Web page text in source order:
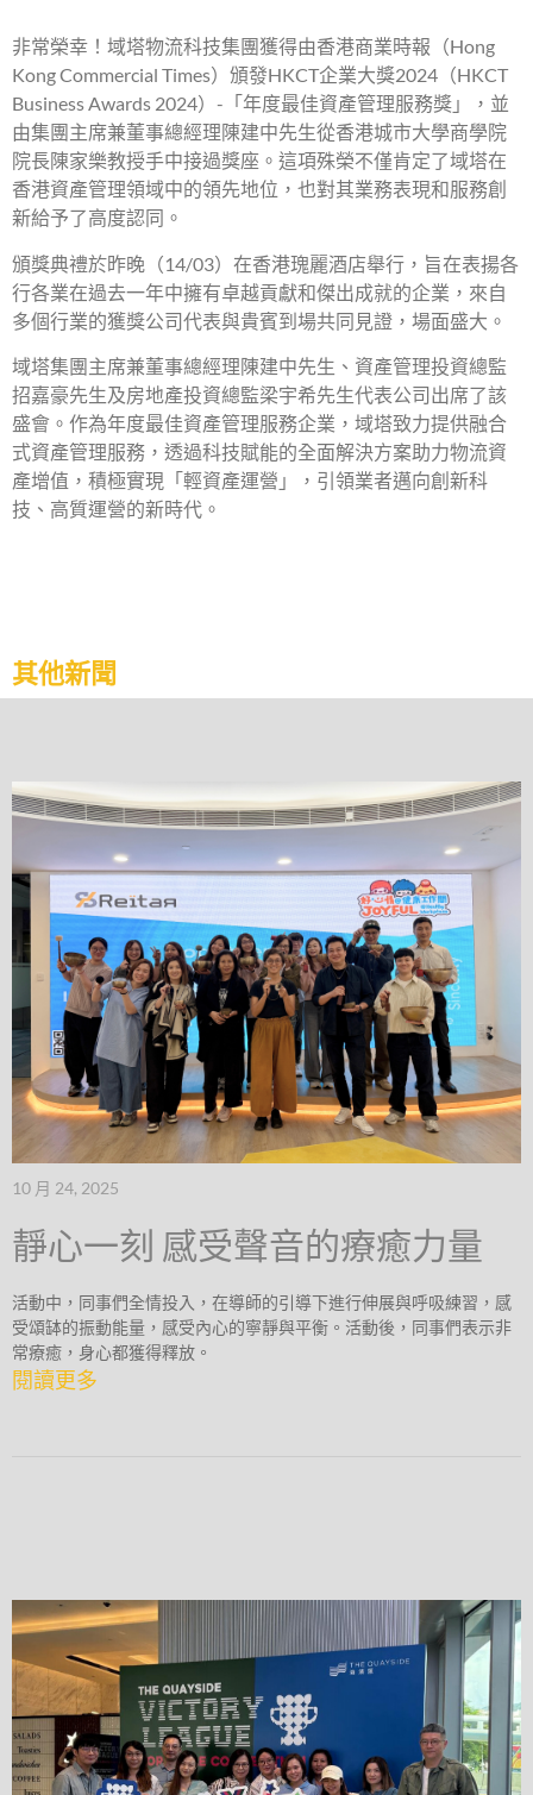
非常榮幸！域塔物流科技集團獲得由香港商業時報（Hong
Kong Commercial Times）頒發HKCT企業大獎2024（HKCT
Business Awards 2024）-「年度最佳資產管理服務獎」，並
由集團主席兼董事總經理陳建中先生從香港城市大學商學院
院長陳家樂教授手中接過獎座。這項殊榮不僅肯定了域塔在
香港資產管理領域中的領先地位，也對其業務表現和服務創
新給予了高度認同。
頒獎典禮於昨晚（14/03）在香港瑰麗酒店舉行，旨在表揚各
行各業在過去一年中擁有卓越貢獻和傑出成就的企業，來自
多個行業的獲獎公司代表與貴賓到場共同見證，場面盛大。
域塔集團主席兼董事總經理陳建中先生、資產管理投資總監
招嘉豪先生及房地產投資總監梁宇希先生代表公司出席了該
盛會。作為年度最佳資產管理服務企業，域塔致力提供融合
式資產管理服務，透過科技賦能的全面解決方案助力物流資
產增值，積極實現「輕資產運營」，引領業者邁向創新科
技、高質運營的新時代。
其他新聞
10 月 24, 2025
靜心一刻 感受聲音的療癒力量
活動中，同事們全情投入，在導師的引導下進行伸展與呼吸練習，感
受頌缽的振動能量，感受內心的寧靜與平衡。活動後，同事們表示非
常療癒，身心都獲得釋放。
閱讀更多